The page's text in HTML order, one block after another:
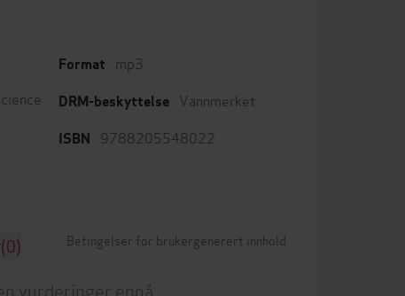
Format mp3
DRM-beskyttelse Vannmerket
ISBN 9788205548022
(0) Betingelser for brukergenerert innhold
vurderinger ennå